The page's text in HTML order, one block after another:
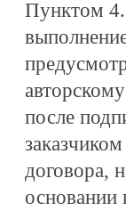
Пунктом
после
договора,
основании